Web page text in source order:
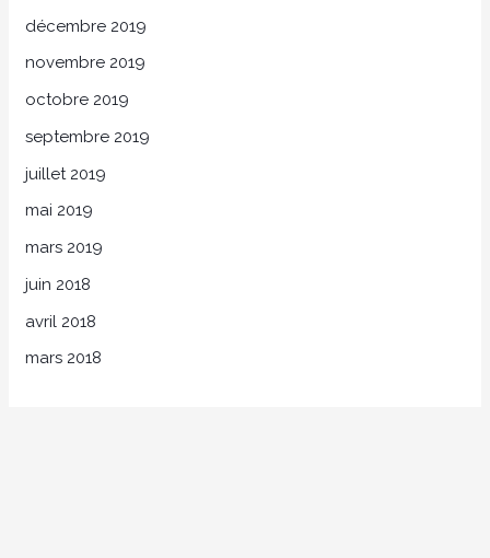
décembre 2019
novembre 2019
octobre 2019
septembre 2019
juillet 2019
mai 2019
mars 2019
juin 2018
avril 2018
mars 2018